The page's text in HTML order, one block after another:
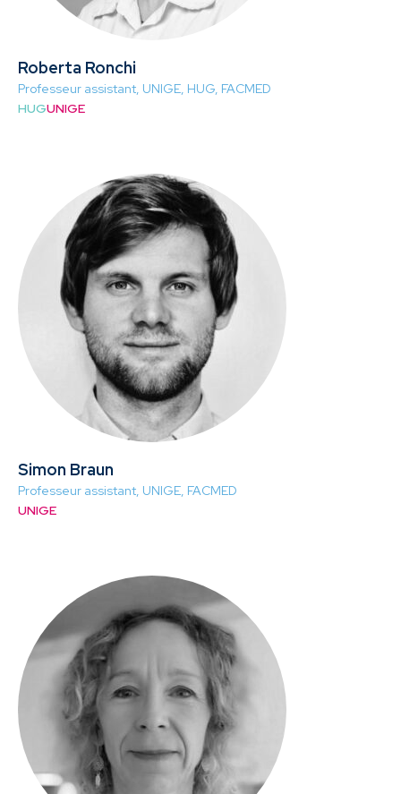
Roberta Ronchi
Professeur assistant, UNIGE, HUG, FACMED
HUGUNIGE
Simon Braun
Professeur assistant, UNIGE, FACMED
UNIGE